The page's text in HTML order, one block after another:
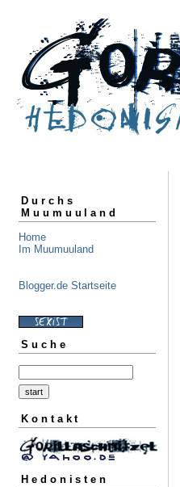
Durchs
Muumuuland
Home
Im Muumuuland
Blogger.de Startseite
Suche
Kontakt
Hedonisten